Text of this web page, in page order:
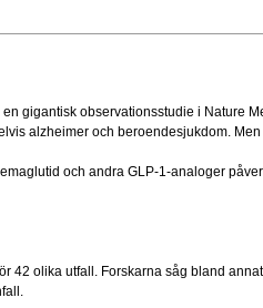
gigantisk observationsstudie i Nature
alzheimer och beroendesjukdom. Men
och andra GLP-1-analoger
olika utfall. Forskarna såg bland